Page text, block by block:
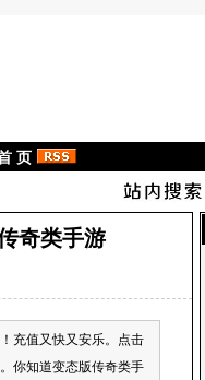
页
奇类手游
充值又快又安乐。点击
你知道变态版传奇类手